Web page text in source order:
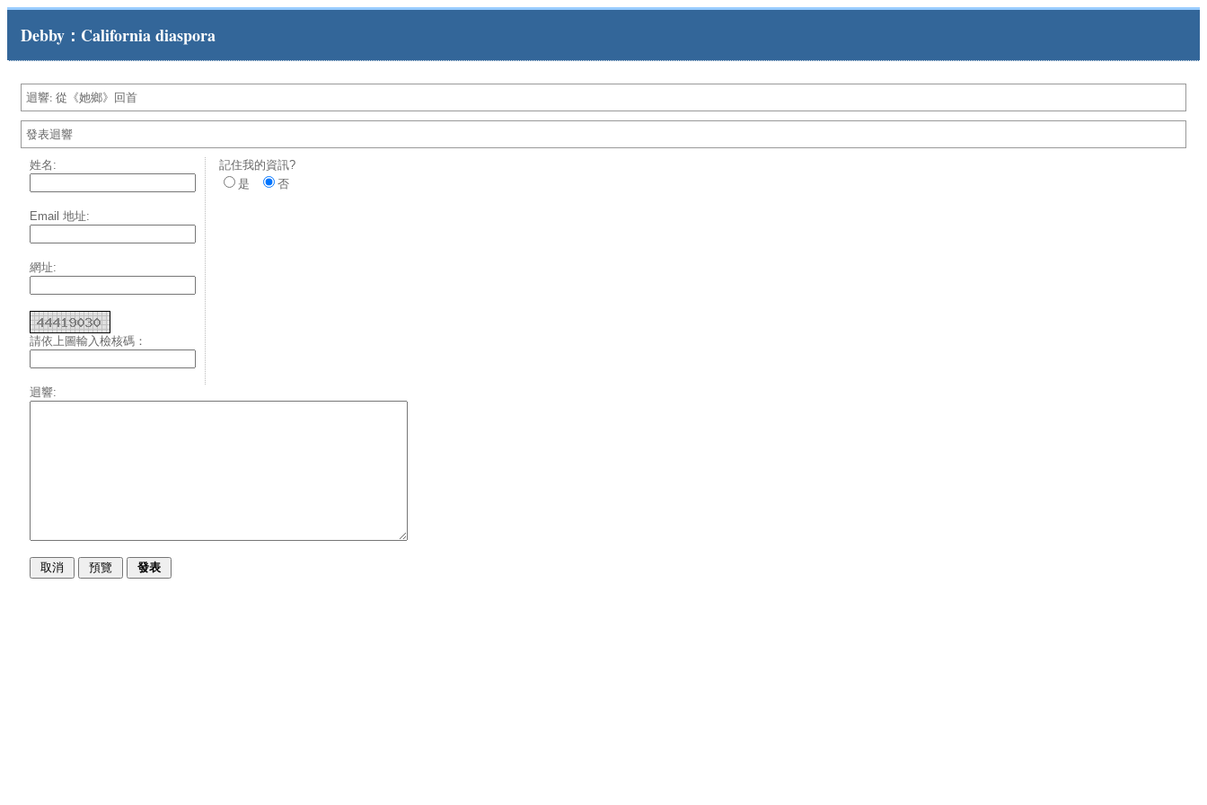
Debby：California diaspora
迴響: 從《她鄉》回首
發表迴響
姓名:
Email 地址:
網址:
請依上圖輸入檢核碼：
記住我的資訊?
是
否
迴響: